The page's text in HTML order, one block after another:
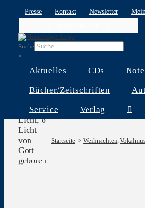
Presse Kontakt Newsletter
Suche
×
Aktuelles CDs
Bücher/Zeitschriften
Service Verlag
Licht, o
Licht
von
Gott
geboren
Startseite Weihnachten